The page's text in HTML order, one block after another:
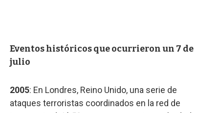
Eventos históricos que ocurrieron un 7 de
julio
2005: En Londres, Reino Unido, una serie de
ataques terroristas coordinados en la red de